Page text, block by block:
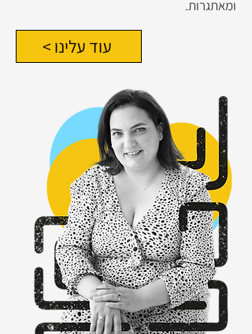
ומאתגרות.
< עוד עלינו